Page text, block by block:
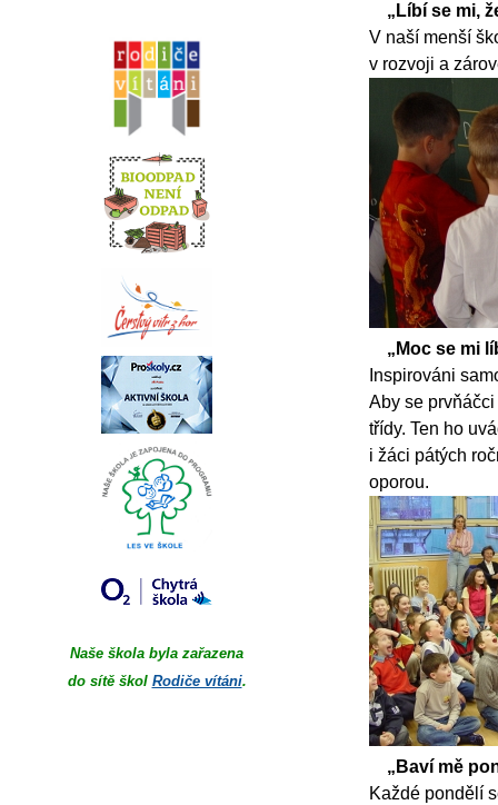
Naše škola byla zařazena
do sítě škol Rodiče vítáni.
„Líbí se mi,
V naší menší
v rozvoji a
„Moc se mi
Inspirováni
Aby se prvňáčci
třídy. Ten ho
i žáci pátých
oporou.
„Baví mě
Každé pondělí